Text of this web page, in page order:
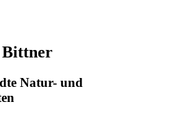
Bittner
Natur- und